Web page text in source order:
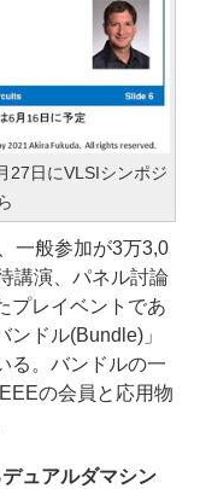
27日にVLSIシンポジ
一般参加が3万3,0
講演、パネル討論
プレイベントであ
ドル(Bundle)」
る。バンドルの一
の会員と応用物
ュアルダマシン